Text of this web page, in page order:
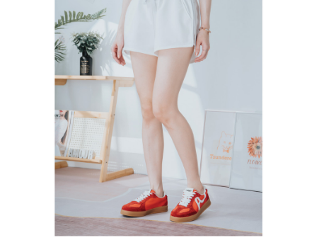
「AFTEE先享後付」，若未經同意申辦者引起之損失，本公司不負相關責
４．使用「AFTEE先享後付」時，將依據個別帳號之用戶狀況，依本公司即
時審查核予不同之上限額度；若仍有額度不足之情形，本公司將視審查結果
請求用戶進行身份認證。
５．嚴禁一人註冊多個帳號或使用他人資訊註冊。若發現惡意使用之情形，
恩沛科技股份有限公司將有權停止該用戶之使用額度並採取法律行動。
海外宅配（貨到付運費）